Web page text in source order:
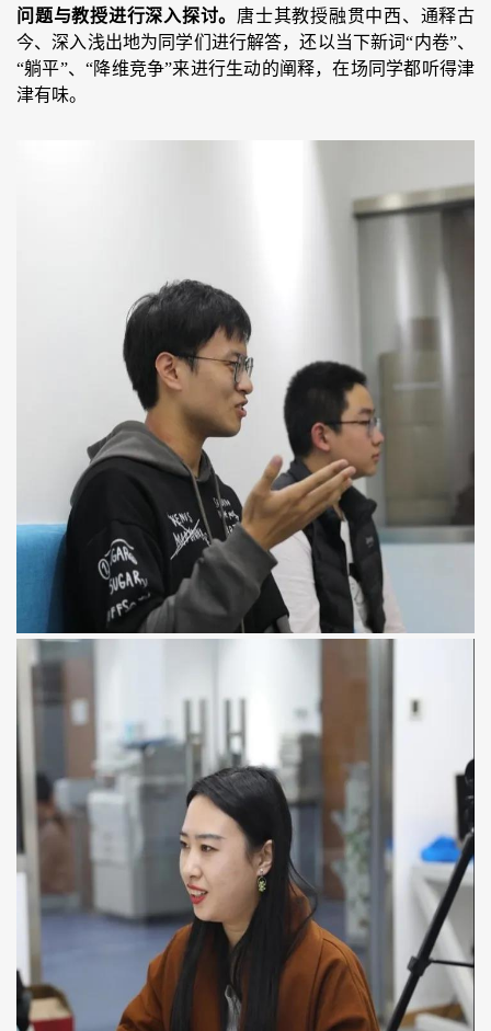
问题与教授进行深入探讨。 唐士其教授融贯中西、通释古
今、深入浅出地为同学们进行解答，还以当下新词“内卷”、
“躺平”、“降维竞争”来进行生动的阐释，在场同学都听得津
津有味。